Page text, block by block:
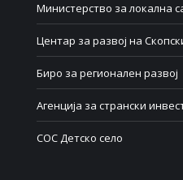
Министерство за локална
Центар за развој на
Биро за регионален развој
Агенција за странски
СОС Детско село